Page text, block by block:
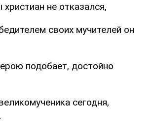
не отказался,
своих мучителей он
подобает, достойно
сегодня,